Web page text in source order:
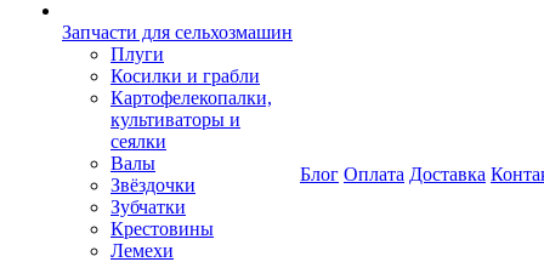
Запчасти для сельхозмашин
Плуги
Косилки и грабли
Картофелекопалки,
культиваторы и
сеялки
Валы
Звёздочки
Зубчатки
Крестовины
Лемехи
Блог Оплата Доставка